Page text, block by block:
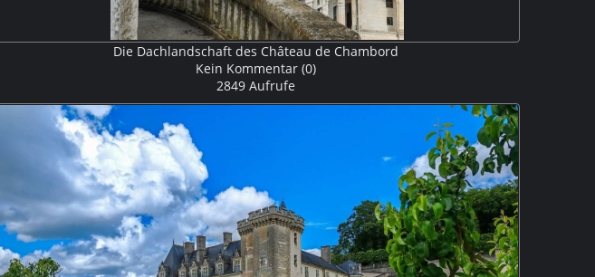
Die Dachlandschaft des Château de Chambord
Kein Kommentar (0)
2849 Aufrufe
Die ungewöhnlich reiche Dachlandschaft ist mit das auffälligste Merkmal des Schlosses, die
in dieser Form nahezu einzigartig ist. In den beiden Schlossflügeln finden sich
asymmetrisch angeordnete Kamine, Fenster und Türmchen. M5P